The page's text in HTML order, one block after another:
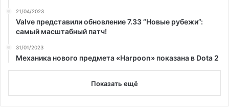
21/04/2023
Valve представили обновление 7.33 “Новые рубежи”:
самый масштабный патч!
31/01/2023
Механика нового предмета «Harpoon» показана в Dota 2
Показать ещё